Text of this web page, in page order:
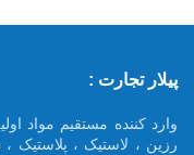
پیلار تجارت :
وارد کننده مستقیم مواد
رزین ، لاستیک ، پلاستیک